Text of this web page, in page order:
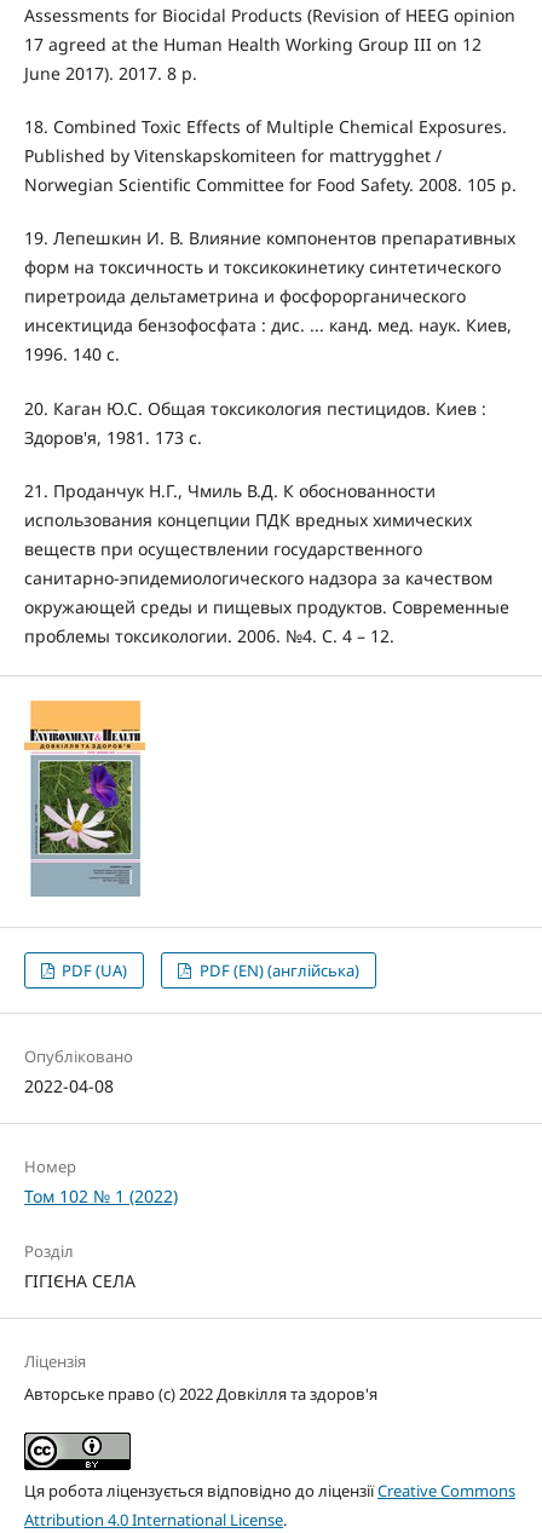
Assessments for Biocidal Products (Revision of HEEG opinion
17 agreed at the Human Health Working Group III on 12
June 2017). 2017. 8 p.
18. Combined Toxic Effects of Multiple Chemical Exposures.
Published by Vitenskapskomiteen for mattrygghet /
Norwegian Scientific Committee for Food Safety. 2008. 105 p.
19. Лепешкин И. В. Влияние компонентов препаративных
форм на токсичность и токсикокинетику синтетического
пиретроида дельтаметрина и фосфорорганического
инсектицида бензофосфата : дис. ... канд. мед. наук. Киев,
1996. 140 с.
20. Каган Ю.С. Общая токсикология пестицидов. Киев :
Здоров'я, 1981. 173 с.
21. Проданчук Н.Г., Чмиль В.Д. К обоснованности
использования концепции ПДК вредных химических
веществ при осуществлении государственного
санитарно-эпидемиологического надзора за качеством
окружающей среды и пищевых продуктов. Современные
проблемы токсикологии. 2006. №4. С. 4 – 12.
PDF (UA) PDF (EN) (англійська)
Опубліковано
2022-04-08
Номер
Том 102 № 1 (2022)
Розділ
ГІГІЄНА СЕЛА
Ліцензія
Авторське право (c) 2022 Довкілля та здоров'я
Ця робота ліцензується відповідно до ліцензіїCreative Commons
Attribution 4.0 International License.